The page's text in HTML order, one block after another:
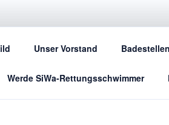
SIWA –
Unser Vorstand
Werde SiWa-Rettungsschwimmer